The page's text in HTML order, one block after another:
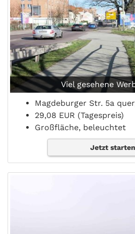
Viel gesehene
Magdeburger Str. 5a
29,08 EUR (Tagespreis)
Großfläche, beleuchtet
Jetzt starten